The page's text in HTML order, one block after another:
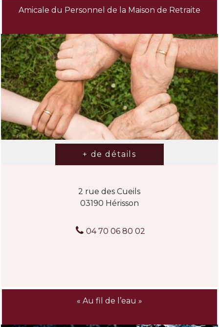
Amicale du Personnel de la Maison de Retraite
2 rue des Cueils
03190 Hérisson
04 70 06 80 02
« Au fil de l’eau »